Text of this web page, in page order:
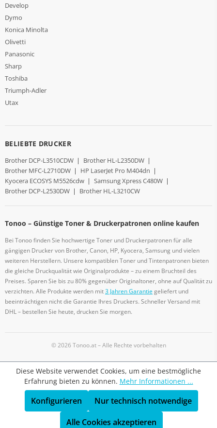
Develop
Dymo
Konica Minolta
Olivetti
Panasonic
Sharp
Toshiba
Triumph-Adler
Utax
BELIEBTE DRUCKER
Brother DCP-L3510CDW | Brother HL-L2350DW |
Brother MFC-L2710DW | HP LaserJet Pro M404dn |
Kyocera ECOSYS M5526cdw | Samsung Xpress C480W |
Brother DCP-L2530DW | Brother HL-L3210CW
Tonoo – Günstige Toner & Druckerpatronen online kaufen
Bei Tonoo finden Sie hochwertige Toner und Druckerpatronen für alle
gängigen Drucker von Brother, Canon, HP, Kyocera, Samsung und vielen
weiteren Herstellern. Unsere kompatiblen Toner und Tintenpatronen bieten
die gleiche Druckqualität wie Originalprodukte – zu einem Bruchteil des
Preises. Sparen Sie bis zu 80% gegenüber Originaltoner, ohne auf Qualität zu
verzichten. Alle Produkte werden mit3 Jahren Garantiegeliefert und
beeinträchtigen nicht die Garantie Ihres Druckers. Schneller Versand mit
DHL – bestellen Sie heute, drucken Sie morgen.
© 2026 Tonoo.at – Alle Rechte vorbehalten
Diese Website verwendet Cookies, um eine bestmögliche
Erfahrung bieten zu können. Mehr Informationen ...
Nur technisch notwendige
Konfigurieren
Alle Cookies akzeptieren